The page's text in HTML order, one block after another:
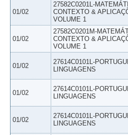
01/02
27582C0201L-
CONTEXTO &
VOLUME 1
01/02
27582C0201M-
CONTEXTO &
VOLUME 1
01/02
27614C0101L-
LINGUAGENS
01/02
27614C0101L-
LINGUAGENS
01/02
27614C0101L-
LINGUAGENS